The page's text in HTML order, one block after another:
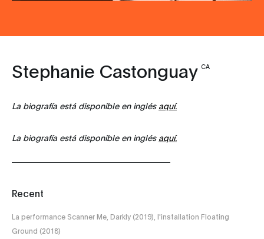
Stephanie Castonguay CA
La biografía está disponible en inglés aquí.
La biografía está disponible en inglés aquí.
Recent
La performance Scanner Me, Darkly (2019), l'installation Floating
Ground (2018)